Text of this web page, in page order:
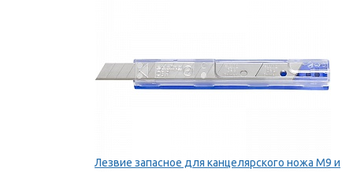
Лезвие запасное для канцелярского ножа M9 и